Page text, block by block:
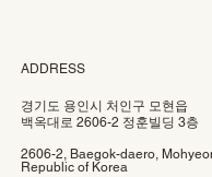
ADDRESS
경기도 용인시 처인구 모현읍
백옥대로 2606-2 정훈빌딩 3층
2606-2, Baegok-daero,
Republic of Korea